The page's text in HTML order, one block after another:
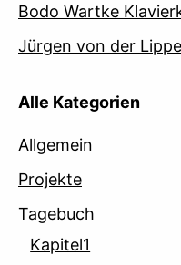
Bodo Wartke
Jürgen von der Lippe
Alle Kategorien
Allgemein
Projekte
Tagebuch
Kapitel1